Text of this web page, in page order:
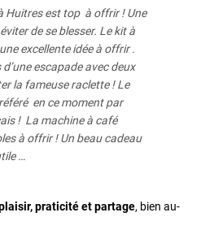
Huitres est top à offrir ! Une
de se blesser. Le kit à
excellente idée à offrir .
escapade avec deux
la fameuse raclette ! Le
en ce moment par
! La machine à café
à offrir ! Un beau cadeau
…
praticité et partage, bien au-